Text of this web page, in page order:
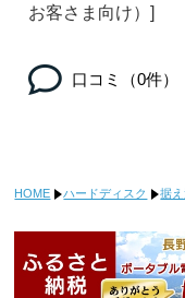
お客さま向け）]
口コミ（0件）
HOME ハードディスク 据